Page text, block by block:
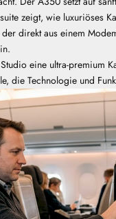
zeigt, wie luxuriöses
direkt aus einem
eine ultra-premium
die Technologie und